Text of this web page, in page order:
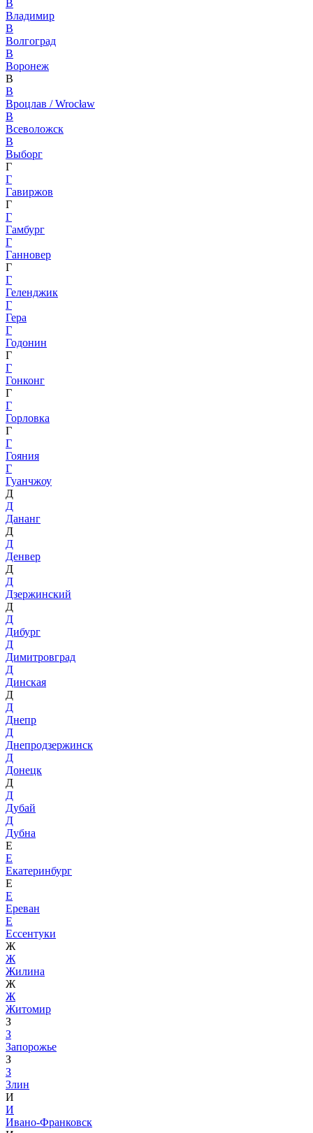
В
Владимир
В
Волгоград
В
Воронеж
В
В
Вроцлав / Wrocław
В
Всеволожск
В
Выборг
Г
Г
Гавиржов
Г
Г
Гамбург
Г
Ганновер
Г
Г
Геленджик
Г
Гера
Г
Годонин
Г
Г
Гонконг
Г
Г
Горловка
Г
Г
Гояния
Г
Гуанчжоу
Д
Д
Дананг
Д
Д
Денвер
Д
Д
Дзержинский
Д
Д
Дибург
Д
Димитровград
Д
Динская
Д
Д
Днепр
Д
Днепродзержинск
Д
Донецк
Д
Д
Дубай
Д
Дубна
Е
Е
Екатеринбург
Е
Е
Ереван
Е
Ессентуки
Ж
Ж
Жилина
Ж
Ж
Житомир
З
З
Запорожье
З
З
Злин
И
И
Ивано-Франковск